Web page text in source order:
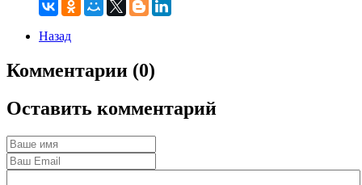
Назад
Комментарии (0)
Оставить комментарий